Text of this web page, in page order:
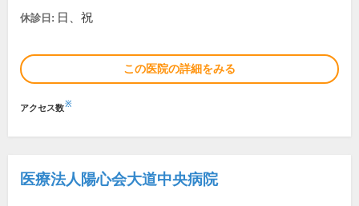
休診日: 日、祝
この医院の詳細をみる
アクセス数※
医療法人陽心会大道中央病院